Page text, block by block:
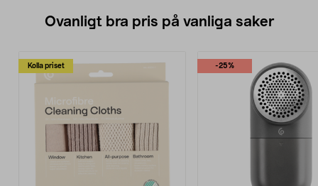
Ovanligt bra pris på vanliga saker
Kolla priset -25%